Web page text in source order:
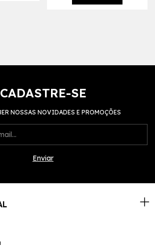
CADASTRE-SE
NOSSAS NOVIDADES E PROMOÇÕES